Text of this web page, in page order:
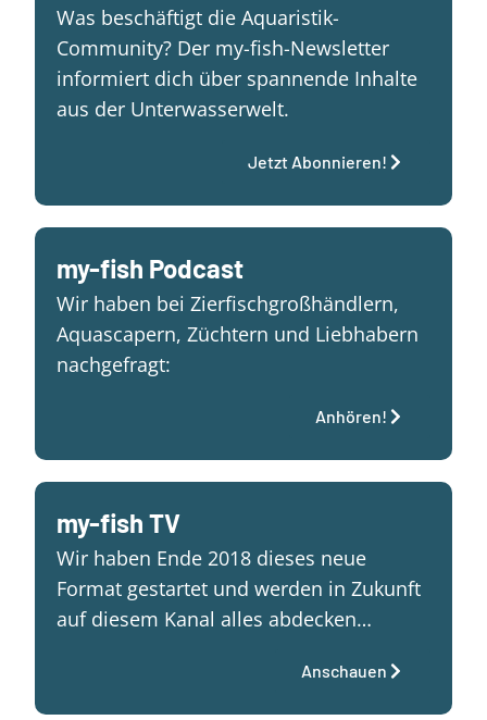
Was beschäftigt die Aquaristik-
Community? Der my-fish-Newsletter
informiert dich über spannende Inhalte
aus der Unterwasserwelt.
Jetzt Abonnieren!
my-fish Podcast
Wir haben bei Zierfischgroßhändlern,
Aquascapern, Züchtern und Liebhabern
nachgefragt:
Anhören!
my-fish TV
Wir haben Ende 2018 dieses neue
Format gestartet und werden in Zukunft
auf diesem Kanal alles abdecken…
Anschauen